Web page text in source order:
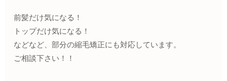
前髪だけ気になる！
トップだけ気になる！
などなど、部分の縮毛矯正にも対応しています。
ご相談下さい！！